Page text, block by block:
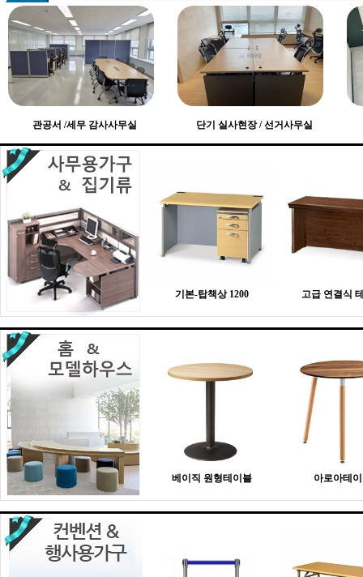
관공서 /세무 감사사무실 단기 실사현장 / 선거사무실
기본-탑책상 1200 고급 연결식
베이직 원형테이블 아로아테